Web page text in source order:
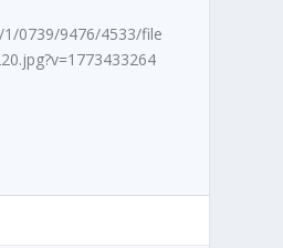
0739/9476/4533/file